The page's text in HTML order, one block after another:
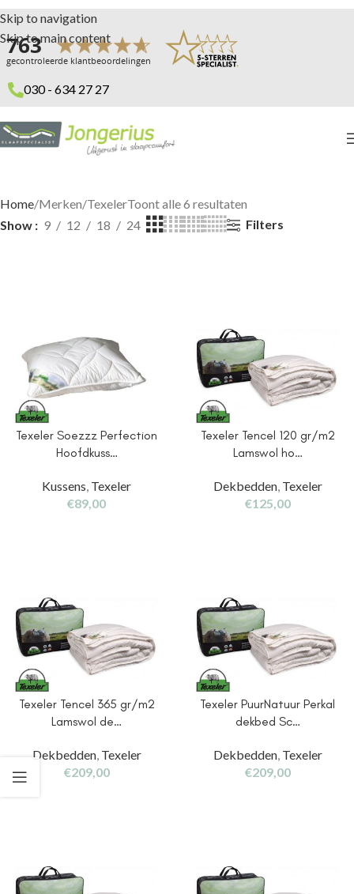
Skip to navigation
Skip to main content
030 - 634 27 27
Home Merken TexelerToont alle 6 resultaten
Show
9 12 18 24 Filters
Texeler Soezzz Perfection
Hoofdkuss…
Kussens Texeler
€89,00
Texeler Tencel 120 gr/m2
Lamswol ho…
Dekbedden, Texeler
€125,00
Texeler Tencel 365 gr/m2
Lamswol de…
Dekbedden, Texeler
€209,00
Texeler PuurNatuur Perkal
dekbed Sc…
Dekbedden, Texeler
€209,00